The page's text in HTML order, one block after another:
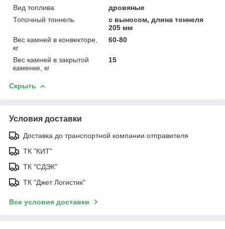
Вид топлива
дровяные
Топочный тоннель
с выносом, длина тоннеля
205 мм
Вес камней в конвекторе,
кг
60-80
Вес камней в закрытой
каменке, кг
15
Скрыть
Условия доставки
Доставка до транспортной компании отправителя
ТК "КИТ"
ТК "СДЭК"
ТК "Джет Логистик"
Все условия доставки